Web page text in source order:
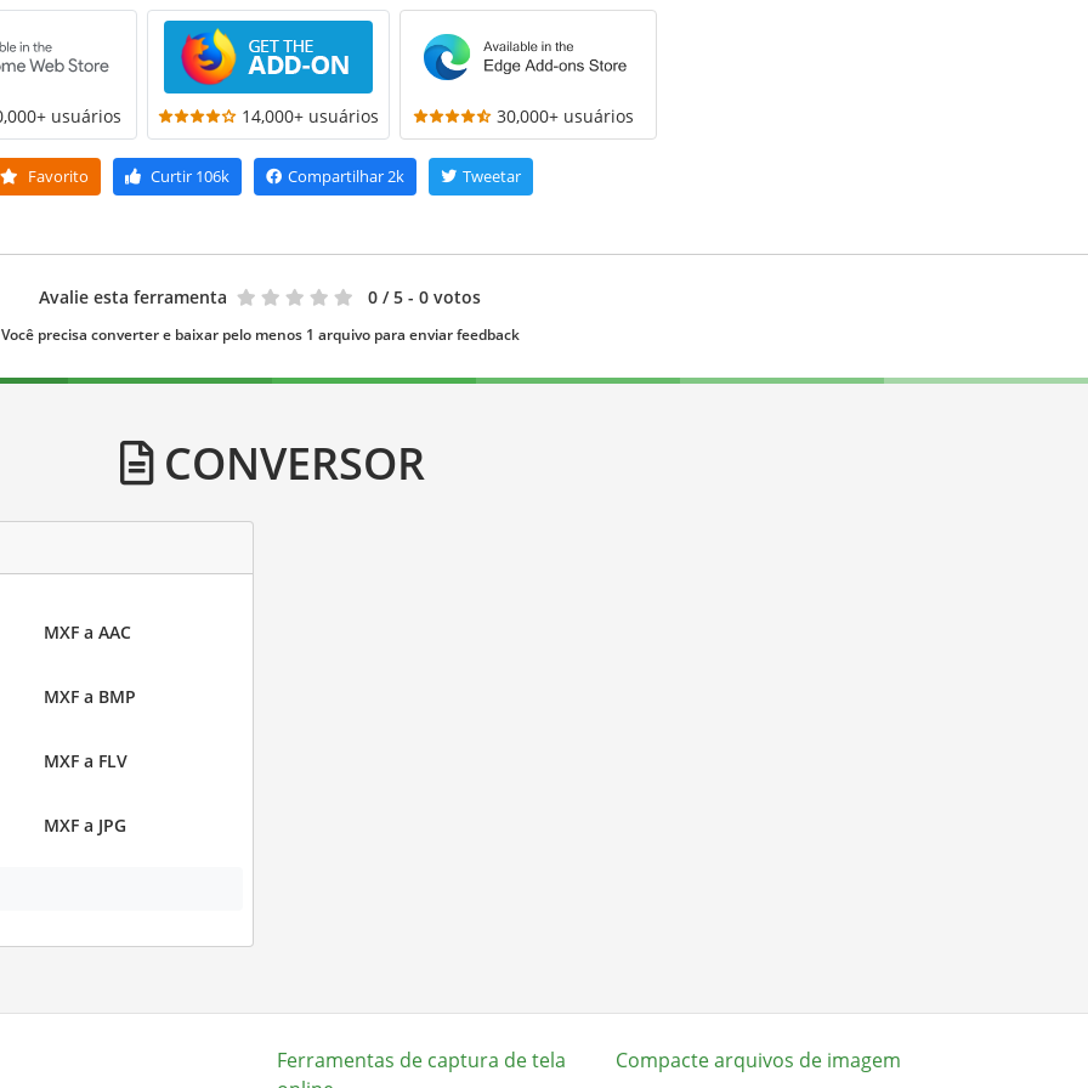
usuários 14,000+ usuários 30,000+ usuários
Favorito Curtir106k Compartilhar2k Tweetar
Avalie esta ferramenta 0 / 5 - 0 votos
Você precisa converter e baixar pelo menos 1 arquivo para enviar feedback
CONVERSOR
MXF a AAC
MXF a BMP
MXF a FLV
MXF a JPG
Ferramentas de captura de tela
Compacte arquivos de imagem